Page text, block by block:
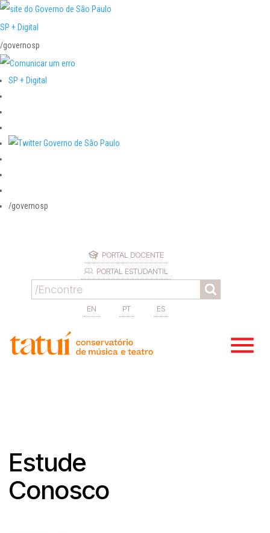
SP + Digital
/governosp
SP + Digital
/governosp
PORTAL DOCENTE
PORTAL ESTUDANTIL
EN PT ES
Estude
Conosco